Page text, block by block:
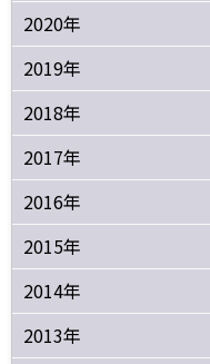
2020年
2019年
2018年
2017年
2016年
2015年
2014年
2013年